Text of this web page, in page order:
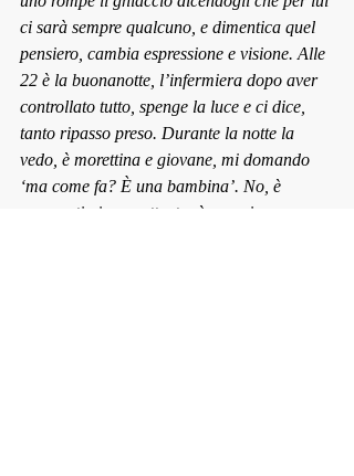
ci sarà sempre qualcuno, e dimentica quel
pensiero, cambia espressione e visione. Alle
22 è la buonanotte, l’infermiera dopo aver
controllato tutto, spenge la luce e ci dice,
tanto ripasso preso. Durante la notte la
vedo, è morettina e giovane, mi domando
‘ma come fa? È una bambina’. No, è
preparatissima e attenta, è una giovane